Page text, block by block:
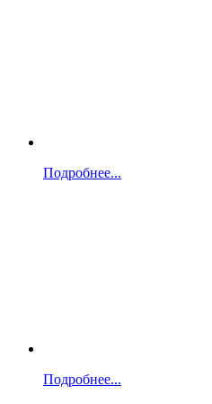
Подробнее...
Подробнее...